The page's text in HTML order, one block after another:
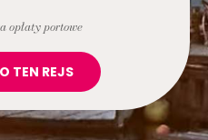
opłaty portowe
TEN REJS